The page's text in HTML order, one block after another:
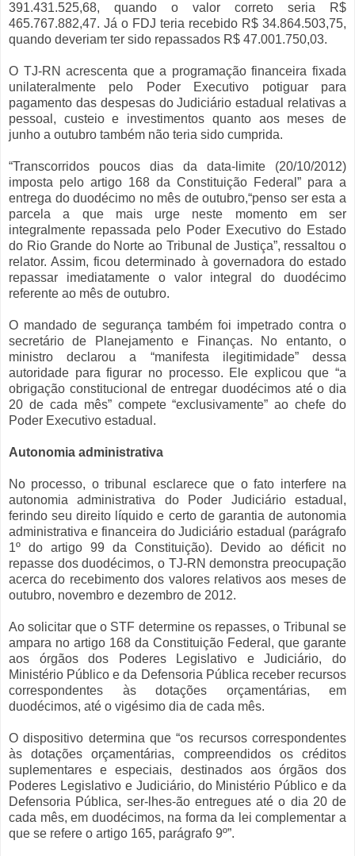
391.431.525,68, quando o valor correto seria R$
465.767.882,47. Já o FDJ teria recebido R$ 34.864.503,75,
quando deveriam ter sido repassados R$ 47.001.750,03.
O TJ-RN acrescenta que a programação financeira fixada
unilateralmente pelo Poder Executivo potiguar para
pagamento das despesas do Judiciário estadual relativas a
pessoal, custeio e investimentos quanto aos meses de
junho a outubro também não teria sido cumprida.
“Transcorridos poucos dias da data-limite (20/10/2012)
imposta pelo artigo 168 da Constituição Federal” para a
entrega do duodécimo no mês de outubro,“penso ser esta a
parcela a que mais urge neste momento em ser
integralmente repassada pelo Poder Executivo do Estado
do Rio Grande do Norte ao Tribunal de Justiça”, ressaltou o
relator. Assim, ficou determinado à governadora do estado
repassar imediatamente o valor integral do duodécimo
referente ao mês de outubro.
O mandado de segurança também foi impetrado contra o
secretário de Planejamento e Finanças. No entanto, o
ministro declarou a “manifesta ilegitimidade” dessa
autoridade para figurar no processo. Ele explicou que “a
obrigação constitucional de entregar duodécimos até o dia
20 de cada mês” compete “exclusivamente” ao chefe do
Poder Executivo estadual.
Autonomia administrativa
No processo, o tribunal esclarece que o fato interfere na
autonomia administrativa do Poder Judiciário estadual,
ferindo seu direito líquido e certo de garantia de autonomia
administrativa e financeira do Judiciário estadual (parágrafo
1º do artigo 99 da Constituição). Devido ao déficit no
repasse dos duodécimos, o TJ-RN demonstra preocupação
acerca do recebimento dos valores relativos aos meses de
outubro, novembro e dezembro de 2012.
Ao solicitar que o STF determine os repasses, o Tribunal se
ampara no artigo 168 da Constituição Federal, que garante
aos órgãos dos Poderes Legislativo e Judiciário, do
Ministério Público e da Defensoria Pública receber recursos
correspondentes às dotações orçamentárias, em
duodécimos, até o vigésimo dia de cada mês.
O dispositivo determina que “os recursos correspondentes
às dotações orçamentárias, compreendidos os créditos
suplementares e especiais, destinados aos órgãos dos
Poderes Legislativo e Judiciário, do Ministério Público e da
Defensoria Pública, ser-lhes-ão entregues até o dia 20 de
cada mês, em duodécimos, na forma da lei complementar a
que se refere o artigo 165, parágrafo 9º”.